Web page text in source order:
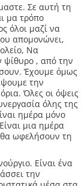
Σε αυτή τη
μα τρόπο
όλοι μαζί να
απομονώνει,
Να
ψίθυρο , από την
Έχουμε όμως
την
Όλες οι όψεις
όλης της
ημέρα μόνο
μια ημέρα
θα ωφελήσουν τη
Είναι ένα
την